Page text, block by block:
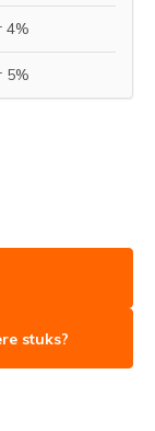
4%
5%
stuks?